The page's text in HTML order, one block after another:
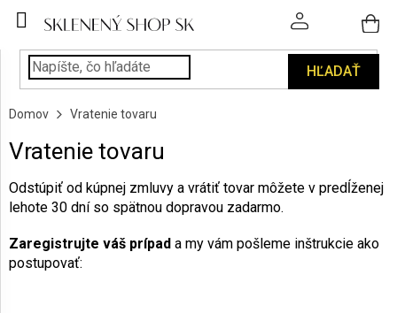
HĽADAŤ
POHÁRE
PODÁVANIE
KUCHYŇA
A
PERSONALIZOVANÉ
Domov Vratenie tovaru
Vratenie tovaru
Odstúpiť od kúpnej zmluvy a vrátiť tovar môžete v predĺženej
lehote 30 dní so spätnou dopravou zadarmo.
Zaregistrujte váš prípad a my vám pošleme inštrukcie ako
postupovať: